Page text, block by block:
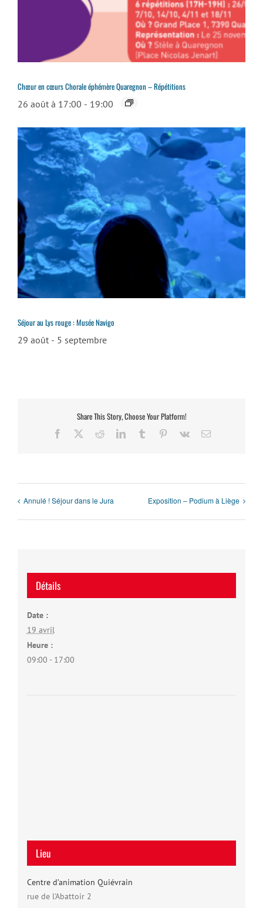
Chœur en cœurs Chorale éphémère Quaregnon – Répétitions
26 août à 17:00 - 19:00
Séjour au Lys rouge : Musée Navigo
29 août - 5 septembre
Share This Story, Choose Your Platform!
Facebook RedditLinkedInTumblr Pinterest
Vk Email
Annulé ! Séjour dans le Jura Exposition – Podium à Liège
Détails
Date :
19 avril
Heure :
09:00 - 17:00
Lieu
Centre d’animation Quiévrain
rue de l'Abattoir 2